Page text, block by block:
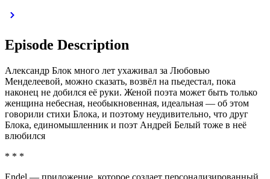
Episode Description
Александр Блок много лет ухаживал за Любовью
Менделеевой, можно сказать, возвёл на пьедестал, пока
наконец не добился её руки. Женой поэта может быть только
женщина небесная, необыкновенная, идеальная — об этом
говорили стихи Блока, и поэтому неудивительно, что друг
Блока, единомышленник и поэт Андрей Белый тоже в неё
влюбился
* * *